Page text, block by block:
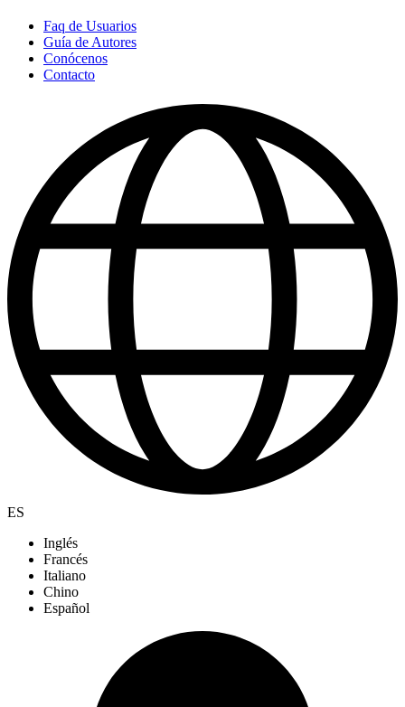
Faq de Usuarios
Guía de Autores
Conócenos
Contacto
ES
Inglés
Francés
Italiano
Chino
Español